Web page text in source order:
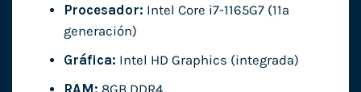
Procesador: Intel Core i7-1165G7 (11ª
generación)
Gráfica: Intel HD Graphics (integrada)